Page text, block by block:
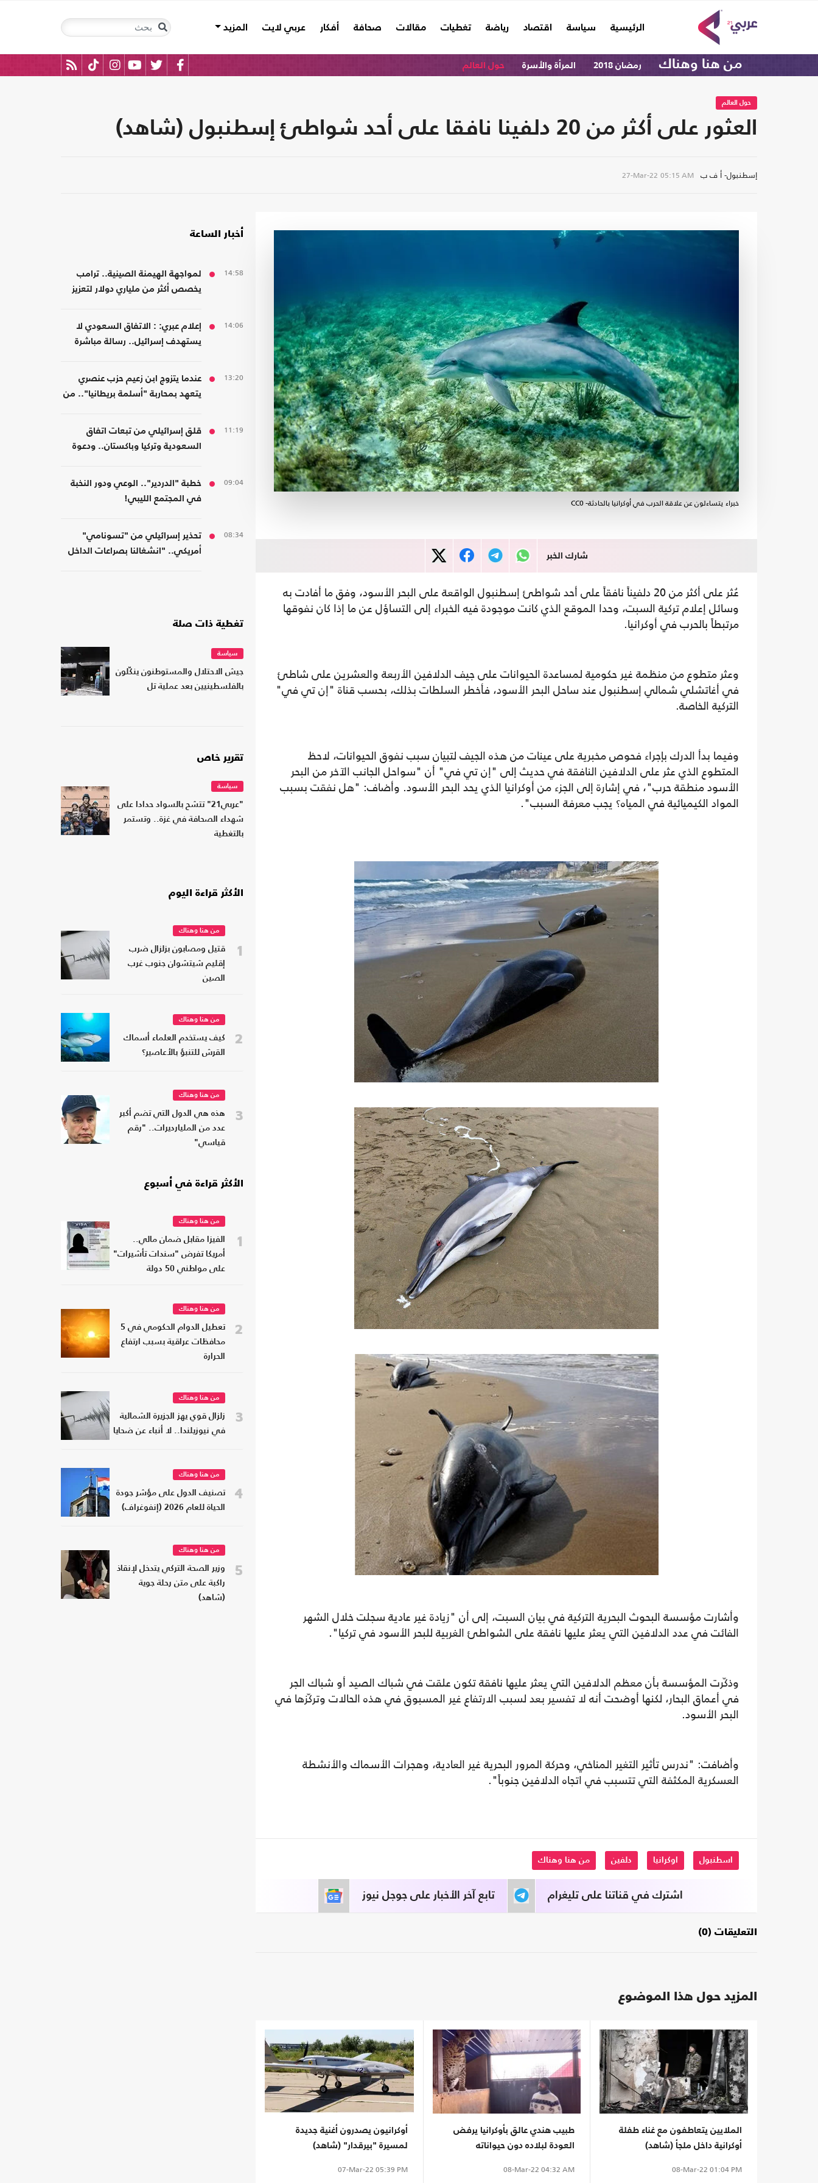
الرئيسية
(current) سياسة اقتصاد رياضة تغطيات مقالات صحافة أفكار عربي لايت المزيد
من هنا وهناك رمضان 2018 المرأة والأسرة حول العالم
حول العالم
العثور على أكثر من 20 دلفينا نافقا على أحد شواطئ إسطنبول (شاهد)
إسطنبول- أ ف ب 27-Mar-22 05:15 AM
خبراء يتساءلون عن علاقة الحرب في أوكرانيا بالحادثة- CC0
شارك الخبر
عُثر على أكثر من 20 دلفيناً نافقاً على أحد شواطئ إسطنبول الواقعة على البحر الأسود، وفق ما أفادت به
وسائل إعلام تركية السبت، وحدا الموقع الذي كانت موجودة فيه الخبراء إلى التساؤل عن ما إذا كان نفوقها
مرتبطاً بالحرب في أوكرانيا.
وعثر متطوع من منظمة غير حكومية لمساعدة الحيوانات على جيف الدلافين الأربعة والعشرين على شاطئ
في أغاتشلي شمالي إسطنبول عند ساحل البحر الأسود، فأخطر السلطات بذلك، بحسب قناة "إن تي في"
التركية الخاصة.
وفيما بدأ الدرك بإجراء فحوص مخبرية على عينات من هذه الجيف لتبيان سبب نفوق الحيوانات، لاحظ
المتطوع الذي عثر على الدلافين النافقة في حديث إلى "إن تي في" أن "سواحل الجانب الآخر من البحر
الأسود منطقة حرب"، في إشارة إلى الجزء من أوكرانيا الذي يحد البحر الأسود. وأضاف: "هل نفقت بسبب
المواد الكيميائية في المياه؟ يجب معرفة السبب".
وأشارت مؤسسة البحوث البحرية التركية في بيان السبت، إلى أن "زيادة غير عادية سجلت خلال الشهر
الفائت في عدد الدلافين التي يعثر عليها نافقة على الشواطئ الغربية للبحر الأسود في تركيا".
وذكّرت المؤسسة بأن معظم الدلافين التي يعثر عليها نافقة تكون علقت في شباك الصيد أو شباك الجر
في أعماق البحار، لكنها أوضحت أنه لا تفسير بعد لسبب الارتفاع غير المسبوق في هذه الحالات وتركّزها في
البحر الأسود.
وأضافت: "ندرس تأثير التغير المناخي، وحركة المرور البحرية غير العادية، وهجرات الأسماك والأنشطة
العسكرية المكثفة التي تتسبب في اتجاه الدلافين جنوباً".
اسطنبول اوكرانيا دلفين من هنا وهناك
تابع آخر الأخبار على جوجل نيوز اشترك في قناتنا على تليغرام
التعليقات (0)
المزيد حول هذا الموضوع
الملايين يتعاطفون مع غناء طفلة
أوكرانية داخل ملجأ (شاهد)
08-Mar-22 01:04 PM
طبيب هندي عالق بأوكرانيا يرفض
العودة لبلاده دون حيواناته
08-Mar-22 04:32 AM
أوكرانيون يصدرون أغنية جديدة
لمسيرة "بيرقدار" (شاهد)
07-Mar-22 05:39 PM
أخبار الساعة
14:58
لمواجهة الهيمنة الصينية.. ترامب
يخصص أكثر من ملياري دولار لتعزيز
14:06
إعلام عبري: : الاتفاق السعودي لا
يستهدف إسرائيل.. رسالة مباشرة
13:20
عندما يتزوج ابن زعيم حزب عنصري
يتعهد بمحاربة "أسلمة بريطانيا".. من
11:19
قلق إسرائيلي من تبعات اتفاق
السعودية وتركيا وباكستان.. ودعوة
09:04
خطبة "الدردير".. الوعي ودور النخبة
في المجتمع الليبي!
08:34
تحذير إسرائيلي من "تسونامي"
أمريكي.. "انشغالنا بصراعات الداخل
تغطية ذات صلة
سياسة
جيش الاحتلال والمستوطنون ينكّلون
بالفلسطينيين بعد عملية تل
تقرير خاص
سياسة
"عربي21" تتشح بالسواد حدادا على
شهداء الصحافة في غزة.. وتستمر
بالتغطية
الأكثر قراءة اليوم
1
من هنا وهناك
قتيل ومصابون بزلزال ضرب
إقليم شيتشوان جنوب غرب
الصين
2
من هنا وهناك
كيف يستخدم العلماء أسماك
القرش للتنبؤ بالأعاصير؟
3
من هنا وهناك
هذه هي الدول التي تضم أكبر
عدد من المليارديرات.. "رقم
قياسي"
الأكثر قراءة في أسبوع
1
من هنا وهناك
الفيزا مقابل ضمان مالي..
أمريكا تفرض "سندات تأشيرات"
على مواطني 50 دولة
2
من هنا وهناك
تعطيل الدوام الحكومي في 5
محافظات عراقية بسبب ارتفاع
الحرارة
3
من هنا وهناك
زلزال قوي يهز الجزيرة الشمالية
في نيوزيلندا.. لا أنباء عن ضحايا
4
من هنا وهناك
تصنيف الدول على مؤشر جودة
الحياة للعام 2026 (إنفوغراف)
5
من هنا وهناك
وزير الصحة التركي يتدخل لإنقاذ
راكبة على متن رحلة جوية
(شاهد)